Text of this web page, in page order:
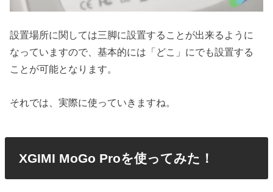
設置場所に関しては三脚に設置することが出来るように
なっていますので、基本的には「どこ」にでも設置する
ことが可能となります。
それでは、実際に使っていきますね。
XGIMI MoGo Proを使ってみた！